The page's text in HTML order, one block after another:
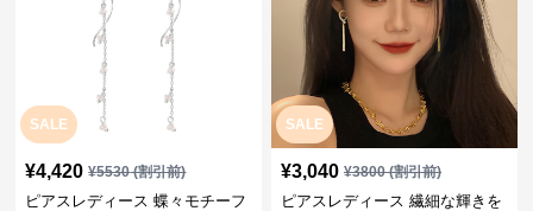
SALE
¥4,420 ¥5530(割引前)
ピアスレディース 蝶々モチーフ
SALE
¥3,040 ¥3800(割引前)
ピアスレディース 繊細な輝きを